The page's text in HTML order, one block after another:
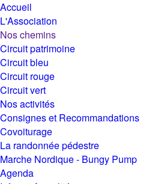
Accueil
L'Association
Nos chemins
Circuit patrimoine
Circuit bleu
Circuit rouge
Circuit vert
Nos activités
Consignes et Recommandations
Covoiturage
La randonnée pédestre
Marche Nordique - Bungy Pump
Agenda